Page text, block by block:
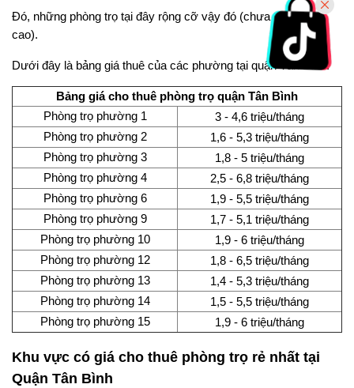
Đó, những phòng trọ tại đây rộng cỡ vậy đó (chưa tính chiều
cao).
Dưới đây là bảng giá thuê của các phường tại quận Tân Bình:
Bảng giá cho thuê phòng trọ quận Tân Bình
Phòng trọ phường 1
3 - 4,6 triệu/tháng
Phòng trọ phường 2
1,6 - 5,3 triệu/tháng
Phòng trọ phường 3
1,8 - 5 triệu/tháng
Phòng trọ phường 4
2,5 - 6,8 triệu/tháng
Phòng trọ phường 6
1,9 - 5,5 triệu/tháng
Phòng trọ phường 9
1,7 - 5,1 triệu/tháng
Phòng trọ phường 10
1,9 - 6 triệu/tháng
Phòng trọ phường 12
1,8 - 6,5 triệu/tháng
Phòng trọ phường 13
1,4 - 5,3 triệu/tháng
Phòng trọ phường 14
1,5 - 5,5 triệu/tháng
Phòng trọ phường 15
1,9 - 6 triệu/tháng
Khu vực có giá cho thuê phòng trọ rẻ nhất tại
Quận Tân Bình